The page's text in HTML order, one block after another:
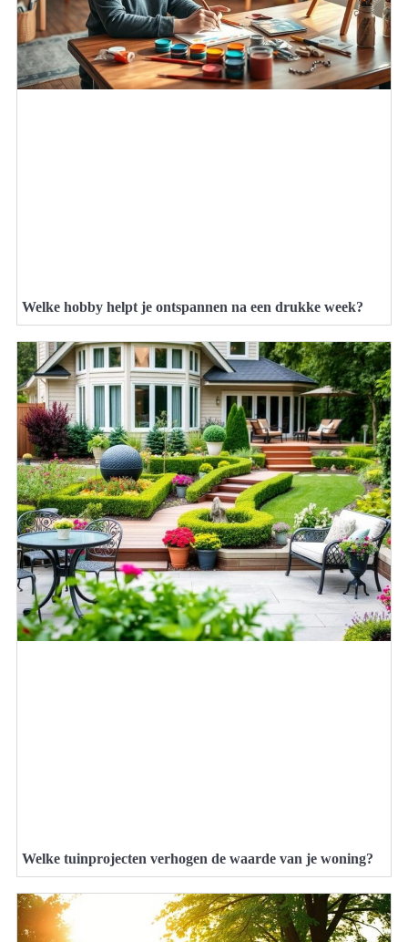
Welke hobby helpt je ontspannen na een drukke week?
Welke tuinprojecten verhogen de waarde van je woning?